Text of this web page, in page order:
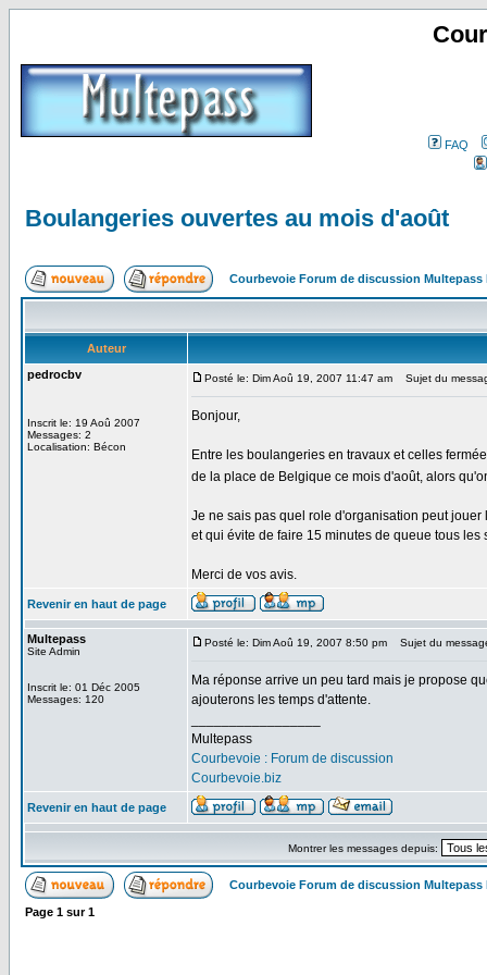
FAQ
Boulangeries ouvertes au mois d'août
Courbevoie Forum de discussion Multepass
Auteur
pedrocbv
Inscrit le: 19 Aoû 2007
Messages: 2
Localisation: Bécon
Posté le: Dim Aoû 19, 2007 11:47 am Sujet du
Bonjour,
Entre les boulangeries en travaux et celles
de la place de Belgique ce mois d'août, alors
Je ne sais pas quel role d'organisation peut
et qui évite de faire 15 minutes de queue tous
Merci de vos avis.
Revenir en haut de page
Multepass
Site Admin
Inscrit le: 01 Déc 2005
Messages: 120
Posté le: Dim Aoû 19, 2007 8:50 pm Sujet du
Ma réponse arrive un peu tard mais je propose
ajouterons les temps d'attente.
Multepass
Courbevoie : Forum de discussion
Courbevoie.biz
Revenir en haut de page
Montrer les messages depuis:
Courbevoie Forum de discussion Multepass
Page 1 sur1